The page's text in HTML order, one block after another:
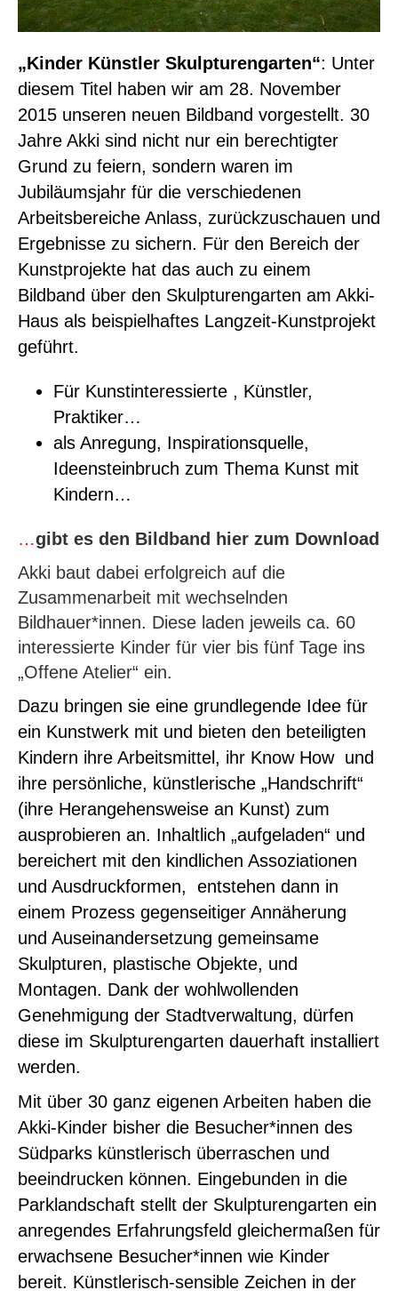
„Kinder Künstler Skulpturengarten“: Unter
diesem Titel haben wir am 28. November
2015 unseren neuen Bildband vorgestellt. 30
Jahre Akki sind nicht nur ein berechtigter
Grund zu feiern, sondern waren im
Jubiläumsjahr für die verschiedenen
Arbeitsbereiche Anlass, zurückzuschauen und
Ergebnisse zu sichern. Für den Bereich der
Kunstprojekte hat das auch zu einem
Bildband über den Skulpturengarten am Akki-
Haus als beispielhaftes Langzeit-Kunstprojekt
geführt.
Für Kunstinteressierte , Künstler,
Praktiker…
als Anregung, Inspirationsquelle,
Ideensteinbruch zum Thema Kunst mit
Kindern…
…gibt es den Bildband hier zum Download
Akki baut dabei erfolgreich auf die
Zusammenarbeit mit wechselnden
Bildhauer*innen. Diese laden jeweils ca. 60
interessierte Kinder für vier bis fünf Tage ins
„Offene Atelier“ ein.
Dazu bringen sie eine grundlegende Idee für
ein Kunstwerk mit und bieten den beteiligten
Kindern ihre Arbeitsmittel, ihr Know How und
ihre persönliche, künstlerische „Handschrift“
(ihre Herangehensweise an Kunst) zum
ausprobieren an. Inhaltlich „aufgeladen“ und
bereichert mit den kindlichen Assoziationen
und Ausdruckformen, entstehen dann in
einem Prozess gegenseitiger Annäherung
und Auseinandersetzung gemeinsame
Skulpturen, plastische Objekte, und
Montagen. Dank der wohlwollenden
Genehmigung der Stadtverwaltung, dürfen
diese im Skulpturengarten dauerhaft installiert
werden.
Mit über 30 ganz eigenen Arbeiten haben die
Akki-Kinder bisher die Besucher*innen des
Südparks künstlerisch überraschen und
beeindrucken können. Eingebunden in die
Parklandschaft stellt der Skulpturengarten ein
anregendes Erfahrungsfeld gleichermaßen für
erwachsene Besucher*innen wie Kinder
bereit. Künstlerisch-sensible Zeichen in der